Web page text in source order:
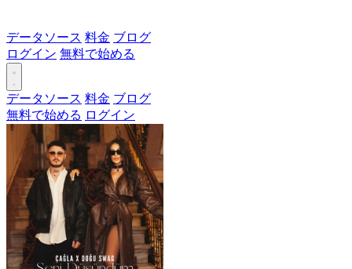
データソース 料金 ブログ
ログイン 無料で始める
データソース 料金 ブログ
無料で始める ログイン